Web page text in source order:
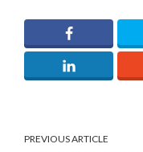
PREVIOUS ARTICLE